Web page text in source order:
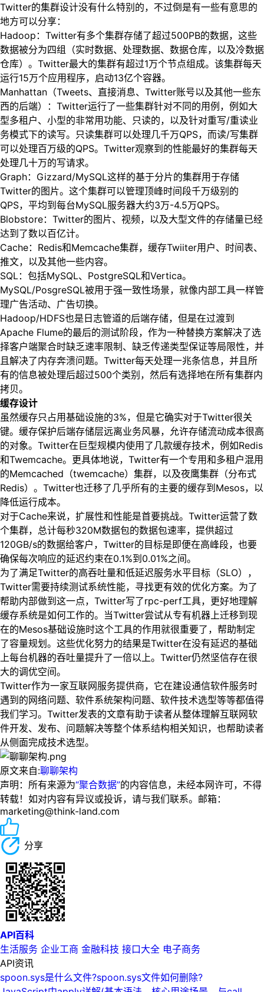
Twitter的集群设计没有什么特别的，不过倒是有一些有意思的
地方可以分享：
Hadoop：Twitter有多个集群存储了超过500PB的数据，这些
数据被分为四组（实时数据、处理数据、数据仓库，以及冷数据
仓库）。Twitter最大的集群有超过1万个节点组成。该集群每天
运行15万个应用程序，启动13亿个容器。
Manhattan（Tweets、直接消息、Twitter账号以及其他一些东
西的后端）：Twitter运行了一些集群针对不同的用例，例如大
型多租户、小型的非常用功能、只读的，以及针对重写/重读业
务模式下的读写。只读集群可以处理几千万QPS，而读/写集群
可以处理百万级的QPS。Twitter观察到的性能最好的集群每天
处理几十万的写请求。
Graph：Gizzard/MySQL这样的基于分片的集群用于存储
Twitter的图片。这个集群可以管理顶峰时间段千万级别的
QPS，平均到每台MySQL服务器大约3万-4.5万QPS。
Blobstore：Twitter的图片、视频，以及大型文件的存储量已经
达到了数以百亿计。
Cache：Redis和Memcache集群，缓存Twiiter用户、时间表、
推文，以及其他一些内容。
SQL：包括MySQL、PostgreSQL和Vertica。
MySQL/PosgreSQL被用于强一致性场景，就像内部工具一样管
理广告活动、广告切换。
Hadoop/HDFS也是日志管道的后端存储，但是在过渡到
Apache Flume的最后的测试阶段，作为一种替换方案解决了选
择客户端聚合时缺乏速率限制、缺乏传递类型保证等局限性，并
且解决了内存奔溃问题。Twitter每天处理一兆条信息，并且所
有的信息被处理后超过500个类别，然后有选择地在所有集群内
拷贝。
缓存设计
虽然缓存只占用基础设施的3%，但是它确实对于Twitter很关
键。缓存保护后端存储层远离业务风暴，允许存储流动成本很高
的对象。Twitter在巨型规模内使用了几款缓存技术，例如Redis
和Twemcache。更具体地说，Twitter有一个专用和多租户混用
的Memcached（twemcache）集群，以及夜鹰集群（分布式
Redis）。Twitter也迁移了几乎所有的主要的缓存到Mesos，以
降低运行成本。
对于Cache来说，扩展性和性能是首要挑战。Twitter运营了数
个集群，总计每秒320M数据包的数据包速率，提供超过
120GB/s的数据给客户，Twitter的目标是即便在高峰段，也要
确保每次响应的延迟约束在0.1%到0.01%之间。
为了满足Twitter的高吞吐量和低延迟服务水平目标（SLO），
Twitter需要持续测试系统性能，寻找更有效的优化方案。为了
帮助内部做到这一点，Twitter写了rpc-perf工具，更好地理解
缓存系统是如何工作的。当Twitter尝试从专有机器上迁移到现
在的Mesos基础设施时这个工具的作用就很重要了，帮助制定
了容量规划。这些优化努力的结果是Twitter在没有延迟的基础
上每台机器的吞吐量提升了一倍以上。Twitter仍然坚信存在很
大的调优空间。
Twitter作为一家互联网服务提供商，它在建设通信软件服务时
遇到的网络问题、软件系统架构问题、软件技术选型等等都值得
我们学习。Twitter发表的文章有助于读者从整体理解互联网软
件开发、发布、问题解决等整个体系结构相关知识，也帮助读者
从侧面完成技术选型。
原文来自:聊聊架构
声明：所有来源为“聚合数据”的内容信息，未经本网许可，不得
转载！如对内容有异议或投诉，请与我们联系。邮箱：
marketing@think-land.com
分享
API百科
生活服务 企业工商 金融科技 接口大全 电子商务
API资讯
spoon.sys是什么文件?spoon.sys文件如何删除?